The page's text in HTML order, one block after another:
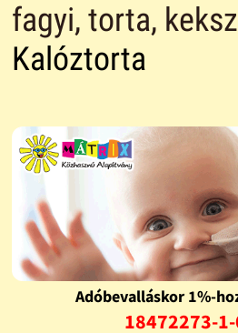
fagyi, torta,
Kalóztorta
Adóbevalláskor 1%-
18472273-